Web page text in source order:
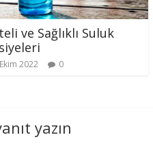
ve Sağlıklı Suluk
2022 0
yazın